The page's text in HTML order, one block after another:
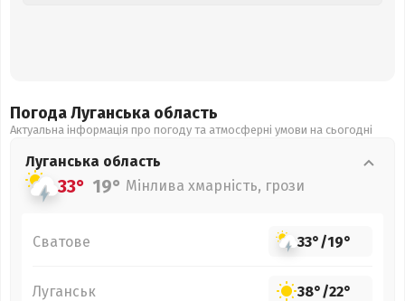
Погода Луганська область
Актуальна інформація про погоду та атмосферні умови на сьогодні
Луганська область
33° 19° Мінлива хмарність, грози
Сватове 33°/19°
Луганськ 38°/22°